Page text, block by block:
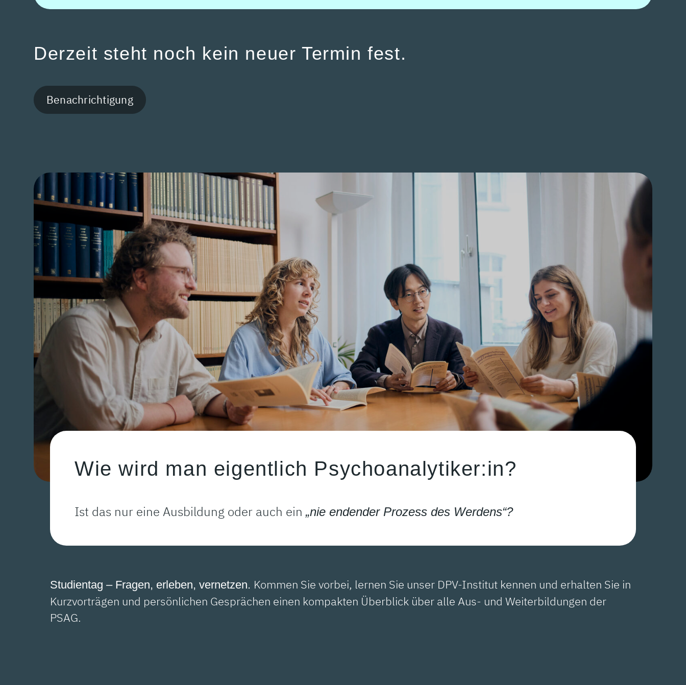
Derzeit steht noch kein neuer Termin fest.
Benachrichtigung
Wie wird man eigentlich Psychoanalytiker:in?
Ist das nur eine Ausbildung oder auch ein „nie endender Prozess des Werdens“?
Studientag – Fragen, erleben, vernetzen. Kommen Sie vorbei, lernen Sie unser DPV-Institut kennen und erhalten Sie in
Kurzvorträgen und persönlichen Gesprächen einen kompakten Überblick über alle Aus- und Weiterbildungen der
PSAG.